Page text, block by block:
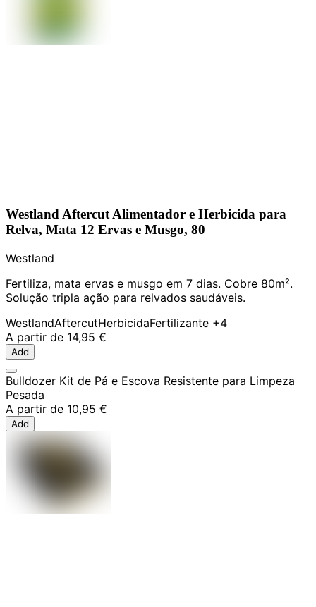
Westland Aftercut Alimentador e Herbicida para
Relva, Mata 12 Ervas e Musgo, 80
Westland
Fertiliza, mata ervas e musgo em 7 dias. Cobre 80m².
Solução tripla ação para relvados saudáveis.
WestlandAftercutHerbicidaFertilizante +4
A partir de 14,95 €
Add
Bulldozer Kit de Pá e Escova Resistente para Limpeza
Pesada
A partir de 10,95 €
Add